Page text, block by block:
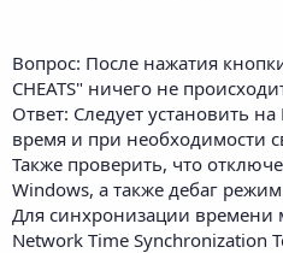
Вопрос: После нажатия
CHEATS" ничего не
Ответ: Следует установить
время и при необходимости
Также проверить, что
Windows, а также дебаг
Для синхронизации времени
Network Time Synchronization